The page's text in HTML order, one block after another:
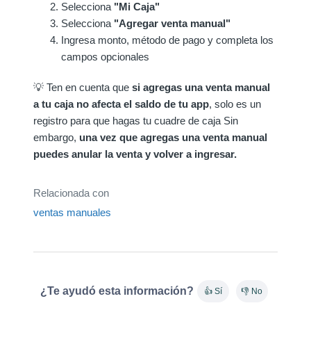
Selecciona "Mi Caja"
Selecciona "Agregar venta manual"
Ingresa monto, método de pago y completa los
campos opcionales
💡 Ten en cuenta que si agregas una venta manual
a tu caja no afecta el saldo de tu app, solo es un
registro para que hagas tu cuadre de caja Sin
embargo, una vez que agregas una venta manual
puedes anular la venta y volver a ingresar.
Relacionada con
ventas manuales
¿Te ayudó esta información? 👍 Sí 👎 No